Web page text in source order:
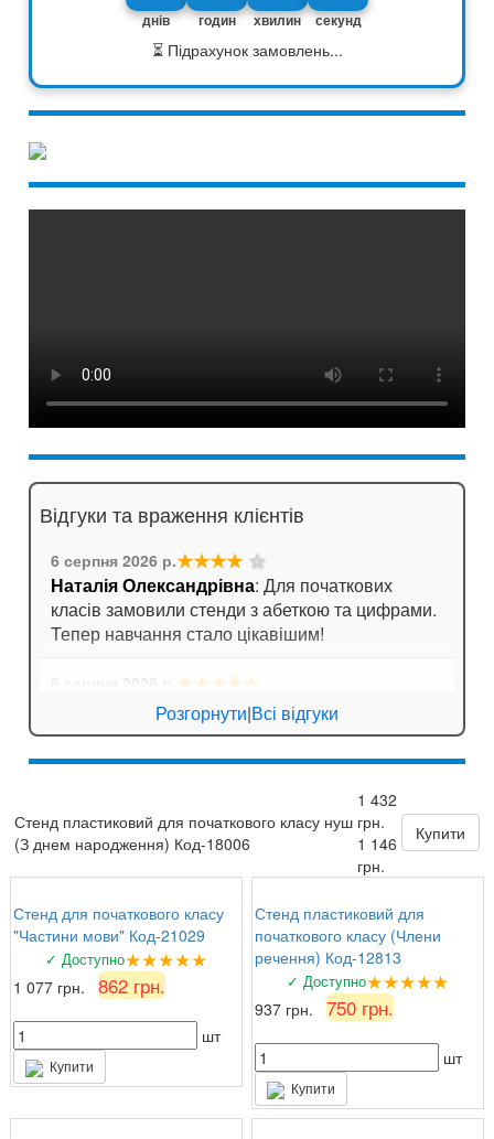
днів годин хвилин секунд
⏳ Підрахунок замовлень...
Відгуки та враження клієнтів
6 серпня 2026 р.★★★★ ☆
Наталія Олександрівна: Для початкових
класів замовили стенди з абеткою та цифрами.
Тепер навчання стало цікавішим!
★★★★★
Ігор Лозовий: Стенди для спортивної зали
яскраві, мотивують дітей займатися спортом!
: Потішило, що можна замовити
табличку за індивідуальним ескізом!
Розгорнути|Всі відгуки
Стенд пластиковий для початкового класу нуш
(З днем народження) Код-18006
1 432
грн.
1 146
грн.
Купити
Стенд для початкового класу
"Частини мови" Код-21029
✓ Доступно★★★★★
1 077 грн. 862 грн.
шт
Купити
Стенд пластиковий для
початкового класу (Члени
речення) Код-12813
✓ Доступно★★★★★
937 грн. 750 грн.
шт
Купити